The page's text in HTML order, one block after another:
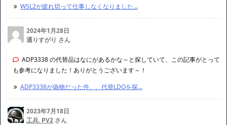
WSL2が疲れ切って仕事しなくなりました...
2024年1月28日
通りすがり さん
ADP3338 の代替品はなにがあるかな～と探していて、この記事がとって
も参考になりました！ありがとうございます～！
ADP3338が偽物だった件、、代替LDOを探...
2023年7月18日
工兵. PV2 さん